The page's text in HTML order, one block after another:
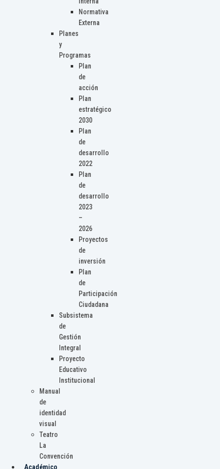
Normativa
Externa
Planes
y
Programas
Plan
de
acción
Plan
estratégico
2030
Plan
de
desarrollo
2022
Plan
de
desarrollo
2023
–
2026
Proyectos
de
inversión
Plan
de
Participación
Ciudadana
Subsistema
de
Gestión
Integral
Proyecto
Educativo
Institucional
Manual
de
identidad
visual
Teatro
La
Convención
Académico